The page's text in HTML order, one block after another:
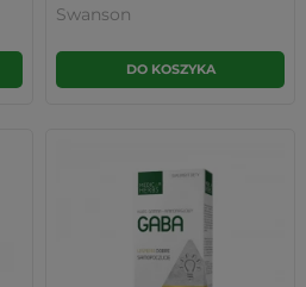
Swanson
DO KOSZYKA